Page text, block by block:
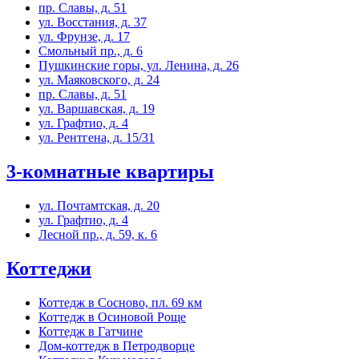
пр. Славы, д. 51
ул. Восстания, д. 37
ул. Фрунзе, д. 17
Смольный пр., д. 6
Пушкинские горы, ул. Ленина, д. 26
ул. Маяковского, д. 24
пр. Славы, д. 51
ул. Варшавская, д. 19
ул. Графтио, д. 4
ул. Рентгена, д. 15/31
3-комнатные квартиры
ул. Почтамтская, д. 20
ул. Графтио, д. 4
Лесной пр., д. 59, к. 6
Коттеджи
Коттедж в Сосново, пл. 69 км
Коттедж в Осиновой Роще
Коттедж в Гатчине
Дом-коттедж в Петродворце